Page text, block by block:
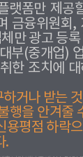
랫폼만 제공
금융위원회,
만 광고 등
부(중개업)
한 조치에
거나 받는
행을 안겨줄
용평점 하락
.